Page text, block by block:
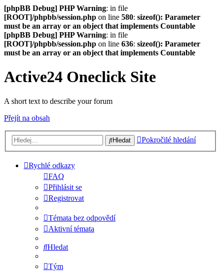
[phpBB Debug] PHP Warning: in file
[ROOT]/phpbb/session.php on line 580: sizeof(): Parameter
must be an array or an object that implements Countable
[phpBB Debug] PHP Warning: in file
[ROOT]/phpbb/session.php on line 636: sizeof(): Parameter
must be an array or an object that implements Countable
Active24 Oneclick Site
A short text to describe your forum
Přejít na obsah
Hledat Pokročilé hledání
Rychlé odkazy
FAQ
Přihlásit se
Registrovat
Témata bez odpovědí
Aktivní témata
Hledat
Tým